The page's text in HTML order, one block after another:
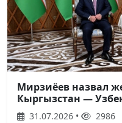
Мирзиёев назвал
Кыргызстан —
31.07.2026 • 2986